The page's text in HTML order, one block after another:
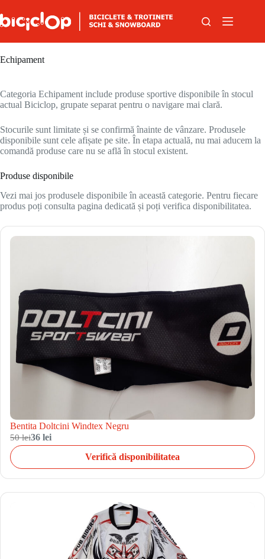
Echipament
Categoria Echipament include produse sportive disponibile în stocul
actual Biciclop, grupate separat pentru o navigare mai clară.
Stocurile sunt limitate și se confirmă înainte de vânzare. Produsele
disponibile sunt cele afișate pe site. În etapa actuală, nu mai aducem la
comandă produse care nu se află în stocul existent.
Produse disponibile
Vezi mai jos produsele disponibile în această categorie. Pentru fiecare
produs poți consulta pagina dedicată și poți verifica disponibilitatea.
Bentita Doltcini Windtex Negru
50 lei36 lei
Verifică disponibilitatea